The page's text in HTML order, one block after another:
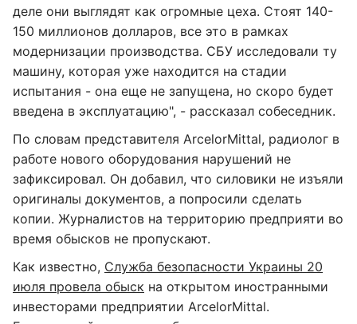
деле они выглядят как огромные цеха. Стоят 140-
150 миллионов долларов, все это в рамках
модернизации производства. СБУ исследовали ту
машину, которая уже находится на стадии
испытания - она еще не запущена, но скоро будет
введена в эксплуатацию", - рассказал собеседник.
По словам представителя ArcelorMittal, радиолог в
работе нового оборудования нарушений не
зафиксировал. Он добавил, что силовики не изъяли
оригиналы документов, а попросили сделать
копии. Журналистов на территорию предприяти во
время обысков не пропускают.
Как известно, Служба безопасности Украины 20
июля провела обыск на открытом иностранными
инвесторами предприятии ArcelorMittal.